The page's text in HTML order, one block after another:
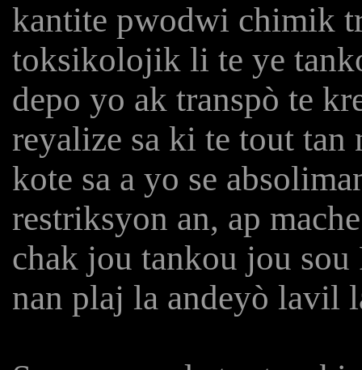
kantite pwodwi chimik
toksikolojik li te ye
depo yo ak transpò te
reyalize sa ki te tout tan
kote sa a yo se
restriksyon an, ap
chak jou tankou jou sou
nan plaj la andeyò lavil